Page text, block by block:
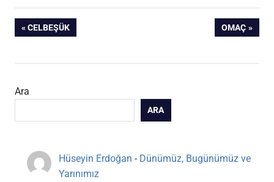
Yazı
ÖNCEKI
CELBEŞÜK
SONRAKI
OMAÇ
Ara
ARA
Hüseyin Erdoğan - Dünümüz, Bugünümüz ve
Yarınımız